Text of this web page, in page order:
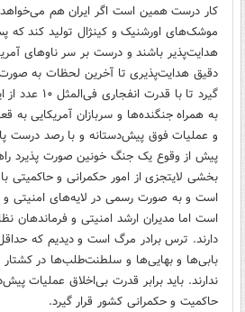
کار درست همین است اگر ایران هم
موشک‌های اورشنیک و کینژال تولید کند که
هدایت‌پذیر باشند و درست بر سر ناوهای
دقیق هدایت‌پذیری تا آخرین لحظات به
گیرد تا با
به همراه جنگنده‌ها و سربازان آمریکایی به
و عملیات فوق پیش‌دستانه و با رصد درست
پیش از وقوع یک جنگ خونین صورت پذیرد
بخشی لایتجزی از امور حکمرانی و حاکمیتی
است و به صورت رسمی در لایه‌های امنیتی
است اما مدیران ارشد امنیتی و فرماندهان
دارند. ترس برادر مرگ است و دیدیم که
بابی‌ها و بهایی‌ها و سلطنت‌طلب‌ها در کشتار
ندارند. باید برابر قدرت بی‌اخلاق عملیات
حاکمیت و حکمرانی کشور قرار گیرد.